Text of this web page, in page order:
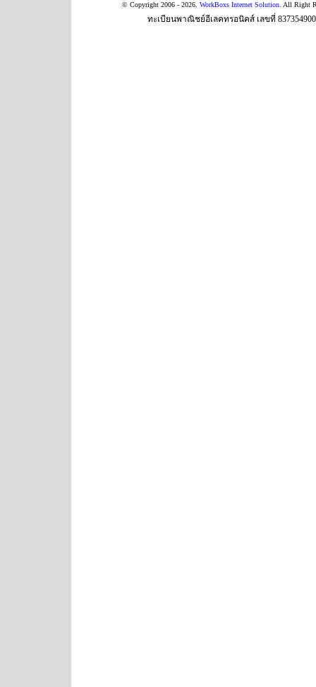
© Copyright 2006 - 2026. WorkBoxs Internet Solution. All Right
ทะเบียนพาณิชย์อีเลคทรอนิคส์ เลขที่